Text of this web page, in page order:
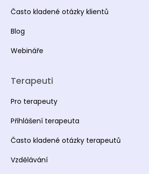
Často kladené otázky klientů
Blog
Webináře
Terapeuti
Pro terapeuty
Přihlášení terapeuta
Často kladené otázky terapeutů
Vzdělávání